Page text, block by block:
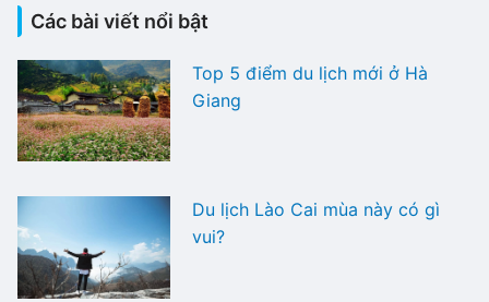
Các bài viết nổi bật
Top 5 điểm du lịch mới ở Hà
Giang
Du lịch Lào Cai mùa này có gì
vui?